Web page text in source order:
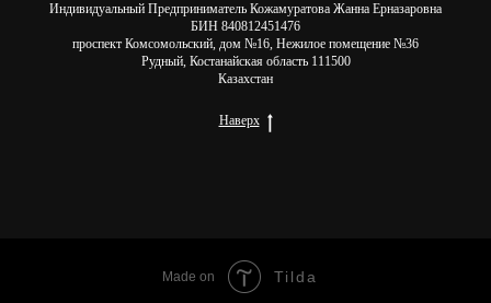
Индивидуальный Предприниматель Кожамуратова Жанна Ерназаровна
БИН 840812451476
проспект Комсомольский, дом №16, Нежилое помещение №36
Рудный, Костанайская область 111500
Казахстан
Наверх
Made on Tilda